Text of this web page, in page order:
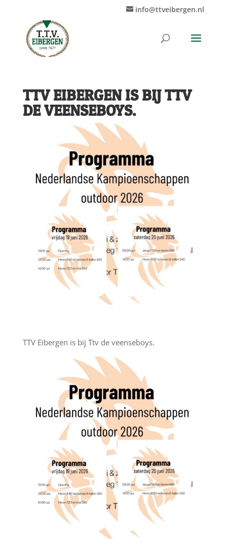
info@ttveibergen.nl
TTV EIBERGEN IS BIJ TTV
DE VEENSEBOYS.
TTV Eibergen is bij Ttv de veenseboys.